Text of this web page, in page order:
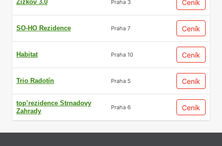
Žižkov 3.0 Praha 3 Ceník
SO-HO Rezidence Praha 7 Ceník
Habitat Praha 10 Ceník
Trio Radotín Praha 5 Ceník
top’rezidence Strnadovy
Zahrady
Praha 6 Ceník